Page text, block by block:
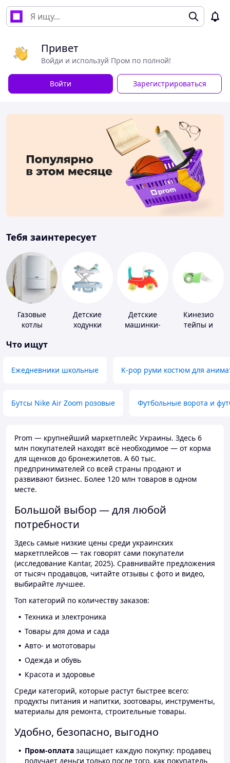
Привет
Войди и используй Пром по полной!
Войти Зарегистрироваться
Тебя заинтересует
Газовые
котлы
Детские
ходунки
Детские
машинки-
Кинезио
тейпы и
Что ищут
Ежедневники школьные K-pop руми костюм для
Бутсы Nike Air Zoom розовые Футбольные ворота и
Prom — крупнейший маркетплейс Украины. Здесь 6
млн покупателей находят всё необходимое — от корма
для щенков до бронежилетов. А 60 тыс.
предпринимателей со всей страны продают и
развивают бизнес. Более 120 млн товаров в одном
месте.
Большой выбор — для любой
потребности
Здесь самые низкие цены среди украинских
маркетплейсов — так говорят сами покупатели
(исследование Kantar, 2025). Сравнивайте предложения
от тысяч продавцов, читайте отзывы с фото и видео,
выбирайте лучшее.
Топ категорий по количеству заказов:
Техника и электроника
Товары для дома и сада
Авто- и мототовары
Одежда и обувь
Красота и здоровье
Среди категорий, которые растут быстрее всего:
продукты питания и напитки, зоотовары, инструменты,
материалы для ремонта, строительные товары.
Удобно, безопасно, выгодно
Пром-оплата защищает каждую покупку: продавец
получает деньги только после того, как покупатель